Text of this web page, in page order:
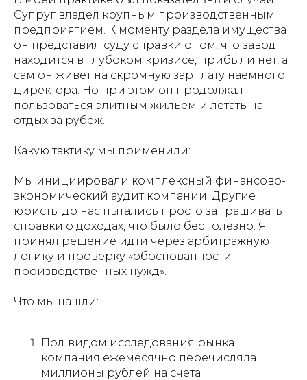
Супруг владел крупным производственным
предприятием. К моменту раздела имущества
он представил суду справки о том, что завод
находится в глубоком кризисе, прибыли нет, а
сам он живет на скромную зарплату наемного
директора. Но при этом он продолжал
пользоваться элитным жильем и летать на
отдых за рубеж.
Какую тактику мы применили:
Мы инициировали комплексный финансово-
экономический аудит компании. Другие
юристы до нас пытались просто запрашивать
справки о доходах, что было бесполезно. Я
принял решение идти через арбитражную
логику и проверку «обоснованности
производственных нужд».
Что мы нашли:
Под видом исследования рынка
компания ежемесячно перечисляла
миллионы рублей на счета